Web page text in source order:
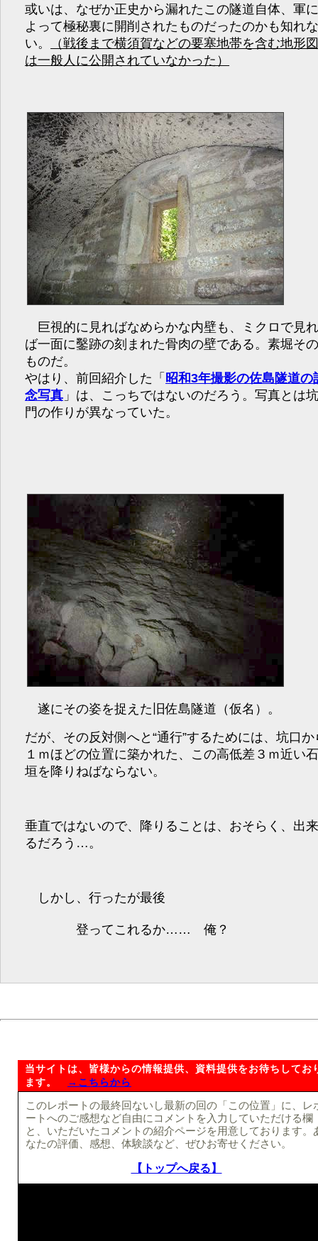
或いは、なぜか正史から漏れたこの隧道自体、軍
よって極秘裏に開削されたものだったのかも知れ
い。
（戦後まで横須賀などの要塞地帯を含む地形
は一般人に公開されていなかった）
巨視的に見ればなめらかな内壁も、ミクロで見
ば一面に鑿跡の刻まれた骨肉の壁である。素堀そ
ものだ。
やはり、前回紹介した「 昭和3年撮影の佐島隧道の
念写真 」は、こっちではないのだろう。写真とは
門の作りが異なっていた。
遂にその姿を捉えた旧佐島隧道（仮名）。
だが、その反対側へと“通行”するためには、坑口か
１ｍほどの位置に築かれた、この高低差３ｍ近い
垣を降りねばならない。
垂直ではないので、降りることは、おそらく、出
るだろう…。
しかし、行ったが最後
登ってこれるか…… 俺？
当サイトは、皆様からの情報提供、資料提供をお待ちしてお
ます。
→こちらから
このレポートの最終回ないし最新の回の「この位置」に、レ
ートへのご感想など自由にコメントを入力していただける欄
と、いただいたコメントの紹介ページを用意しております。
なたの評価、感想、体験談など、ぜひお寄せください。
【トップへ戻る】